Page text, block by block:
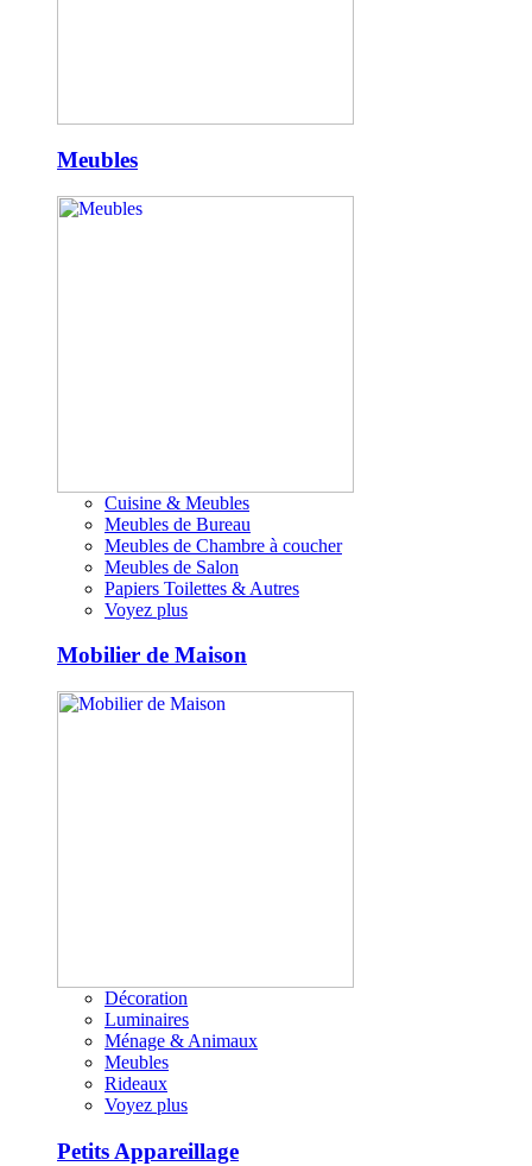
Meubles
Cuisine & Meubles
Meubles de Bureau
Meubles de Chambre à coucher
Meubles de Salon
Papiers Toilettes & Autres
Voyez plus
Mobilier de Maison
Décoration
Luminaires
Ménage & Animaux
Meubles
Rideaux
Voyez plus
Petits Appareillage